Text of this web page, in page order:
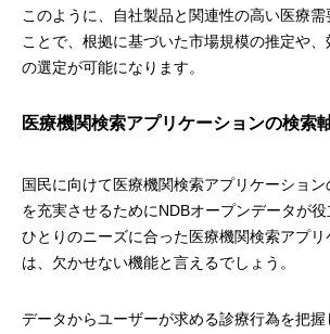
このように、自社製品と関連性の高い医療
ことで、根拠に基づいた市場規模の推定や
の選定が可能になります。
医療機関検索アプリケーションの検索
国民に向けて医療機関検索アプリケーショ
を充実させるためにNDBオープンデータが
ひとりのニーズに合った医療機関検索アプ
は、欠かせない機能と言えるでしょう。
データからユーザーが求める診療行為を把